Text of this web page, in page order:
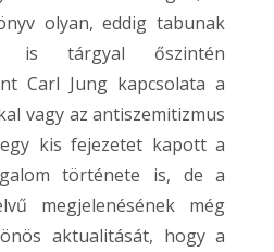
olyan, eddig tabunak
is tárgyal őszintén
Carl Jung kapcsolata a
vagy az antiszemitizmus
kis fejezetet kapott a
története is, de a
megjelenésének még
aktualitását, hogy a